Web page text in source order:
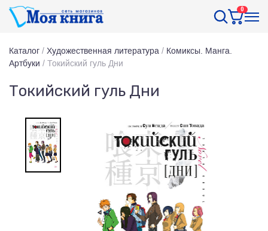
0
Каталог / Художественная литература / Комиксы. Манга.
Артбуки / Токийский гуль Дни
Токийский гуль Дни